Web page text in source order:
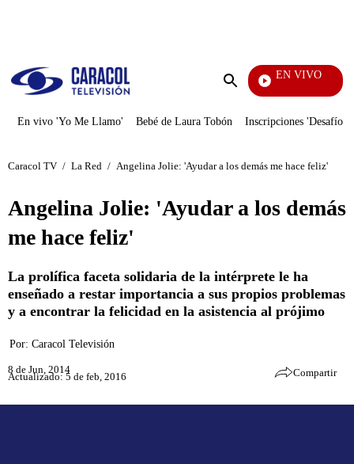
Enviar
EN VIVO
También Caerás
En vivo 'Yo Me Llamo' Bebé de Laura Tobón Inscripciones 'Desafío'
Caracol TV / La Red / Angelina Jolie: 'Ayudar a los demás me hace feliz'
Angelina Jolie: 'Ayudar a los demás
me hace feliz'
La prolífica faceta solidaria de la intérprete le ha
enseñado a restar importancia a sus propios problemas
y a encontrar la felicidad en la asistencia al prójimo
Por: Caracol Televisión
8 de Jun, 2014
Actualizado: 5 de feb, 2016 Compartir